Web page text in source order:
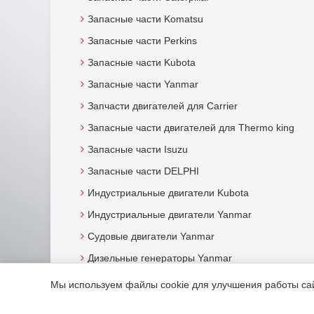
Запасные части Komatsu
Запасные части Perkins
Запасные части Kubota
Запасные части Yanmar
Запчасти двигателей для Carrier
Запасные части двигателей для Thermo king
Запасные части Isuzu
Запасные части DELPHI
Индустриальные двигатели Kubota
Индустриальные двигатели Yanmar
Судовые двигатели Yanmar
Дизельные генераторы Yanmar
Мы используем файлы cookie для улучшения работы